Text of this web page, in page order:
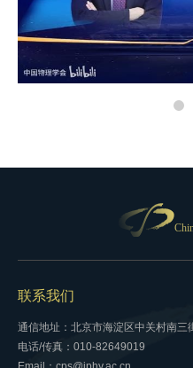
联系我们
通信地址：北京市海淀区中关村南三
电话/传真：010-82649019